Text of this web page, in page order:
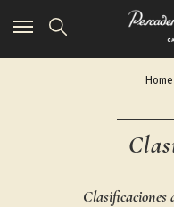
Toggle
Home
Clasificaciones